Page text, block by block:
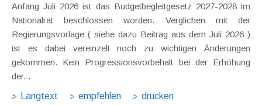
Anfang Juli 2026 ist das Budgetbegleitgesetz 2027-2028 im
Nationalrat beschlossen worden. Verglichen mit der
Regierungsvorlage ( siehe dazu Beitrag aus dem Juli 2026 )
ist es dabei vereinzelt noch zu wichtigen Änderungen
gekommen. Kein Progressionsvorbehalt bei der Erhöhung
der...
Langtext
empfehlen drucken